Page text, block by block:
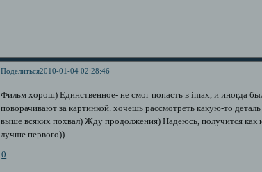
Поделиться2010-01-04 02:28:46
Фильм хорош) Единственное- не смог попасть в imax, и иногда
поворачивают за картинкой. хочешь рассмотреть какую-то
выше всяких похвал) Жду продолжения) Надеюсь, получится как
лучше первого))
0